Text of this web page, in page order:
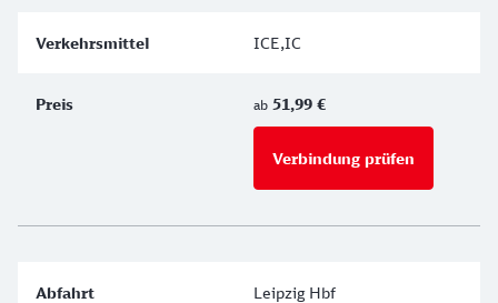
ICE,IC
ab 51,99 €
Verbindung prüfen
Leipzig Hbf